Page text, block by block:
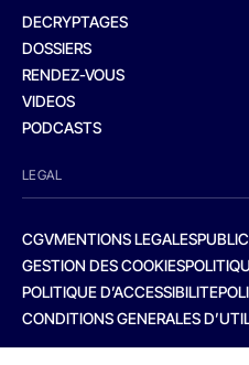
DECRYPTAGES
DOSSIERS
RENDEZ-VOUS
VIDEOS
PODCASTS
LEGAL
CGVMENTIONS LEGALES
GESTION DES COOKIES
POLITIQUE D’ACCESSIBILITE
CONDITIONS GENERALES